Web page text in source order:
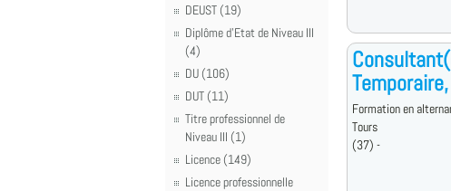
DEUST (19)
Diplôme d'Etat de Niveau III
(4)
DU (106)
DUT (11)
Titre professionnel de
Niveau III (1)
Licence (149)
Licence professionnelle
Formation en
Tours
(37) -